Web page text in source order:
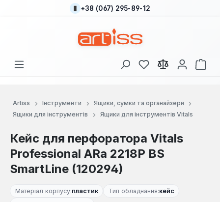
Перейти до основного вмісту
+38 (067) 295-89-12
У вас є 0 у списку
Artiss Інструменти
Ящики, сумки та органайзери
Ящики для інструментів
Ящики для інструментів Vitals
Кейс для перфоратора Vitals
Professional ARa 2218P BS
SmartLine (120294)
Матеріал корпусу:пластик Тип обладнання:кейс